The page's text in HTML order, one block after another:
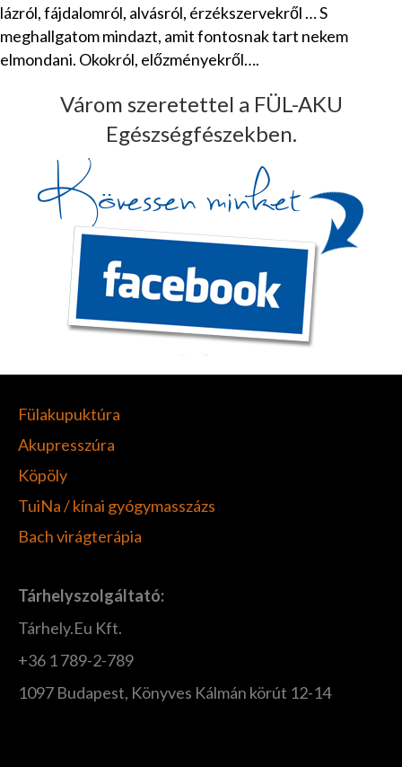
lázról, fájdalomról, alvásról, érzékszervekről … S
meghallgatom mindazt, amit fontosnak tart nekem
elmondani. Okokról, előzményekről….
Várom szeretettel a FÜL-AKU
Egészségfészekben.
Fülakupuktúra
Akupresszúra
Köpöly
TuiNa / kínai gyógymasszázs
Bach virágterápia
Tárhelyszolgáltató:
Tárhely.Eu Kft.
+36 1 789-2-789
1097 Budapest, Könyves Kálmán körút 12-14